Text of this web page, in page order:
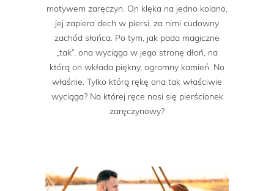
motywem zaręczyn. On klęka na jedno kolano,
jej zapiera dech w piersi, za nimi cudowny
zachód słońca. Po tym, jak pada magiczne
„tak”, ona wyciąga w jego stronę dłoń, na
którą on wkłada piękny, ogromny kamień. No
właśnie. Tylko którą rękę ona tak właściwie
wyciąga? Na której ręce nosi się pierścionek
zaręczynowy?